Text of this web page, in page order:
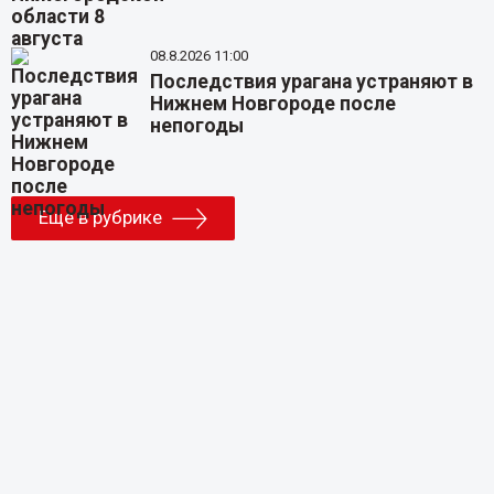
08.8.2026 11:00
Последствия урагана устраняют в
Нижнем Новгороде после
непогоды
Еще в рубрике